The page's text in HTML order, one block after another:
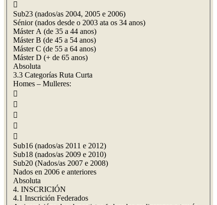

Sub23 (nados/as 2004, 2005 e 2006)
Sénior (nados desde o 2003 ata os 34 anos)
Máster A (de 35 a 44 anos)
Máster B (de 45 a 54 anos)
Máster C (de 55 a 64 anos)
Máster D (+ de 65 anos)
Absoluta
3.3 Categorías Ruta Curta
Homes – Mulleres:





Sub16 (nados/as 2011 e 2012)
Sub18 (nados/as 2009 e 2010)
Sub20 (Nados/as 2007 e 2008)
Nados en 2006 e anteriores
Absoluta
4. INSCRICIÓN
4.1 Inscrición Federados